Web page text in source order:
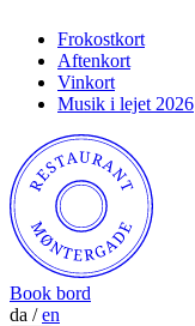
Frokostkort
Aftenkort
Vinkort
Musik i lejet 2026
Book bord
da / en